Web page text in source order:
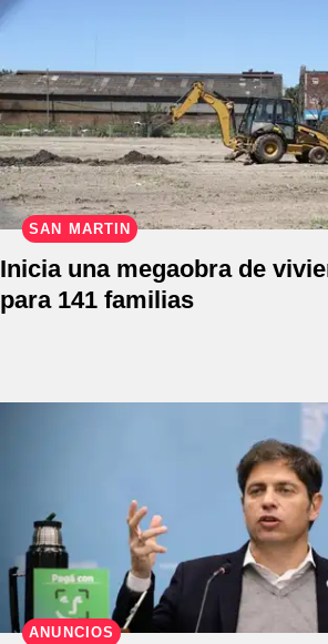
SAN MARTÍN
Inicia una megaobra de
para 141 familias
ANUNCIOS